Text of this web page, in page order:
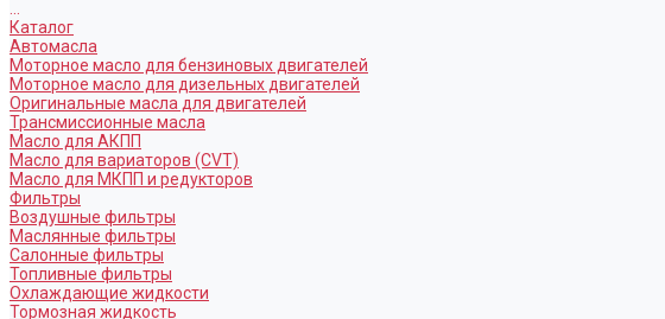
Каталог
Автомасла
Моторное масло для бензиновых двигателей
Моторное масло для дизельных двигателей
Оригинальные масла для двигателей
Трансмиссионные масла
Масло для АКПП
Масло для вариаторов (CVT)
Масло для МКПП и редукторов
Фильтры
Воздушные фильтры
Маслянные фильтры
Салонные фильтры
Топливные фильтры
Охлаждающие жидкости
Тормозная жидкость